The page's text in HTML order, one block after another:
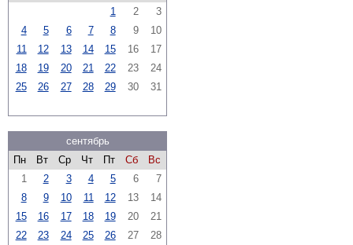
1
2
3
4
5 6 7 8 9
10
11
12 13 14 15 16
17
18
19 20 21 22 23
24
25
26 27 28 29 30 31
сентябрь
Пн
Вт Ср Чт Пт Сб
Вс
1
2 3 4 5 6
7
8
9 10 11 12 13
14
15
16 17 18 19 20
21
22
23 24 25 26 27
28